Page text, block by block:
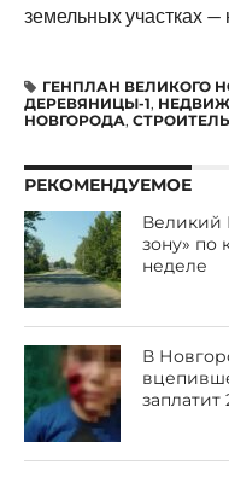
земельных участках —
ГЕНПЛАН ВЕЛИКОГО
ДЕРЕВЯНИЦЫ-1,
НОВГОРОДА,
РЕКОМЕНДУЕМОЕ
Великий
зону» по
неделе
В
заплатит